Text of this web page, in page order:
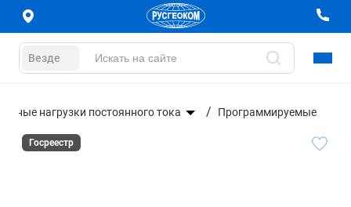
Везде
нагрузки постоянного тока Программируемые
Госреестр